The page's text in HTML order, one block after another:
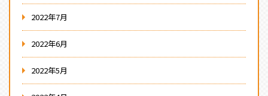
2022年7月
2022年6月
2022年5月